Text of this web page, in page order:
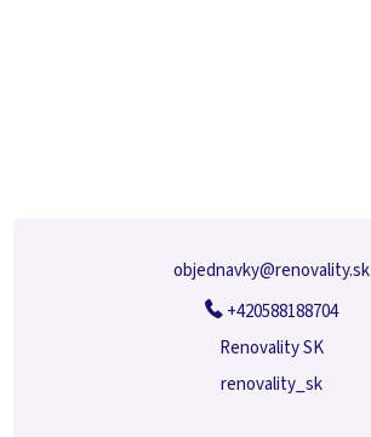
objednavky@renovality.sk
+420588188704
Renovality SK
renovality_sk